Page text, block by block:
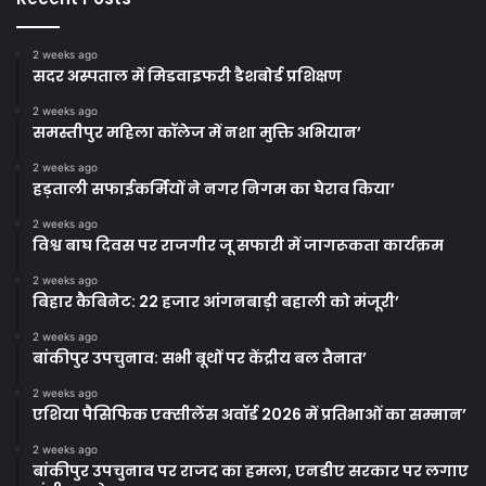
2 weeks ago
सदर अस्पताल में मिडवाइफरी डैशबोर्ड प्रशिक्षण
2 weeks ago
समस्तीपुर महिला कॉलेज में नशा मुक्ति अभियान’
2 weeks ago
हड़ताली सफाईकर्मियों ने नगर निगम का घेराव किया’
2 weeks ago
विश्व बाघ दिवस पर राजगीर जू सफारी में जागरूकता कार्यक्रम
2 weeks ago
बिहार कैबिनेट: 22 हजार आंगनबाड़ी बहाली को मंजूरी’
2 weeks ago
बांकीपुर उपचुनाव: सभी बूथों पर केंद्रीय बल तैनात’
2 weeks ago
एशिया पैसिफिक एक्सीलेंस अवॉर्ड 2026 में प्रतिभाओं का सम्मान’
2 weeks ago
बांकीपुर उपचुनाव पर राजद का हमला, एनडीए सरकार पर लगाए